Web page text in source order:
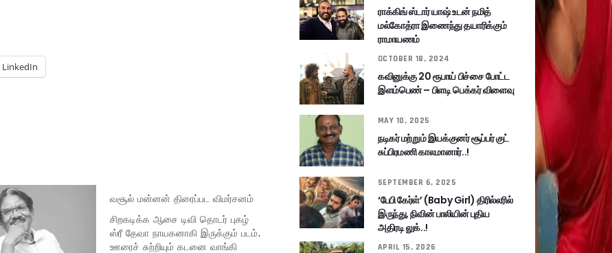
LinkedIn
வசூல் மன்னன் திரைப்பட விமர்சனம்
சிறகடிக்க ஆசை டிவி தொடர் புகழ்
ஸ்ரீ தேவா நாயகனாகி இருக்கும் படம்.
ஊரைச் சுற்றியும் கடனை வாங்கி
ராக்கிங் ஸ்டார் யாஷ் உடன் நமித்
மல்கோத்ரா இணைந்து தயாரிக்கும்
ராமாயணம்
OCTOBER 18, 2024
கவினுக்கு 20 ரூபாய் பிச்சை போட்ட
இளம்பெண் – பிளடி பெக்கர் விளைவு
MAY 10, 2025
நடிகர் மற்றும் இயக்குனர் சூப்பர் குட்
சுப்பிரமணி காலமானார்..!
SEPTEMBER 6, 2025
‘பேபி கேர்ள்’ (Baby Girl) திரில்லரில்
இருந்து, நிவின் பாலியின் புதிய
அதிரடி லுக்..!
APRIL 15, 2026